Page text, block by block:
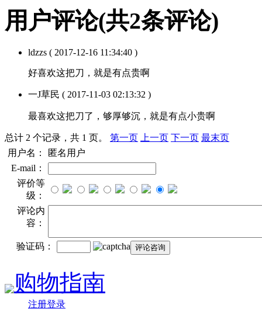
用户评论(共2条评论)
ldzzs ( 2017-12-16 11:34:40 )
好喜欢这把刀，就是有点贵啊
一J草民 ( 2017-11-03 02:13:32 )
最喜欢这把刀了，够厚够沉，就是有点小贵啊
总计 2 个记录，共 1 页。 第一页 上一页 下一页 最末页
用户名：
匿名用户
E-mail：
评价等
级：
评论内
容：
验证码：
购物指南
注册登录